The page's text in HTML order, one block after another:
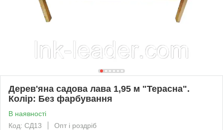
Дерев'яна садова лава 1,95 м "Терасна".
Колір: Без фарбування
В наявності
Код: СД13
Опт і роздріб